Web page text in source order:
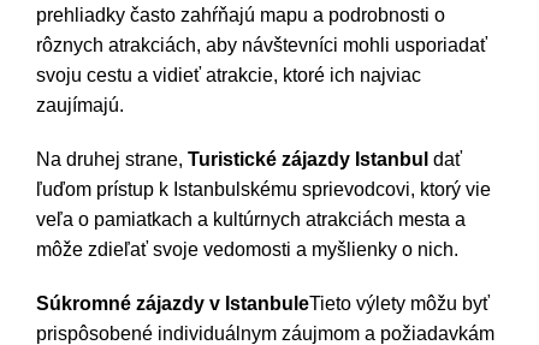
prehliadky často zahŕňajú mapu a podrobnosti o
rôznych atrakciách, aby návštevníci mohli usporiadať
svoju cestu a vidieť atrakcie, ktoré ich najviac
zaujímajú.
Na druhej strane, Turistické zájazdy Istanbul dať
ľuďom prístup k Istanbulskému sprievodcovi, ktorý vie
veľa o pamiatkach a kultúrnych atrakciách mesta a
môže zdieľať svoje vedomosti a myšlienky o nich.
Súkromné zájazdy v IstanbuleTieto výlety môžu byť
prispôsobené individuálnym záujmom a požiadavkám